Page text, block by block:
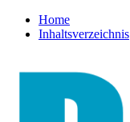
Home
Inhaltsverzeichnis